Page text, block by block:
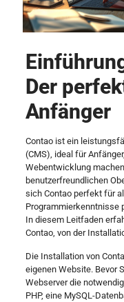
Der
Anfänger
Contao ist ein
(CMS), ideal für
Webentwicklung
benutzerfreundlichen
sich Contao perfekt für
Programmierkenntnisse
In diesem Leitfaden
Contao, von der
Die Installation von
eigenen Website. Bevor
Webserver die
PHP, eine MySQL-